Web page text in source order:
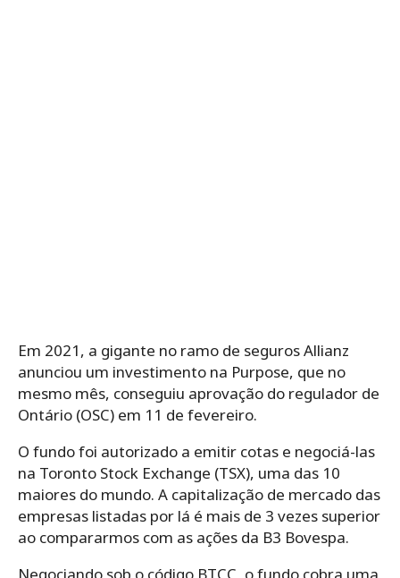
Em 2021, a gigante no ramo de seguros Allianz
anunciou um investimento na Purpose, que no
mesmo mês, conseguiu aprovação do regulador de
Ontário (OSC) em 11 de fevereiro.
O fundo foi autorizado a emitir cotas e negociá-las
na Toronto Stock Exchange (TSX), uma das 10
maiores do mundo. A capitalização de mercado das
empresas listadas por lá é mais de 3 vezes superior
ao compararmos com as ações da B3 Bovespa.
Negociando sob o código BTCC, o fundo cobra uma